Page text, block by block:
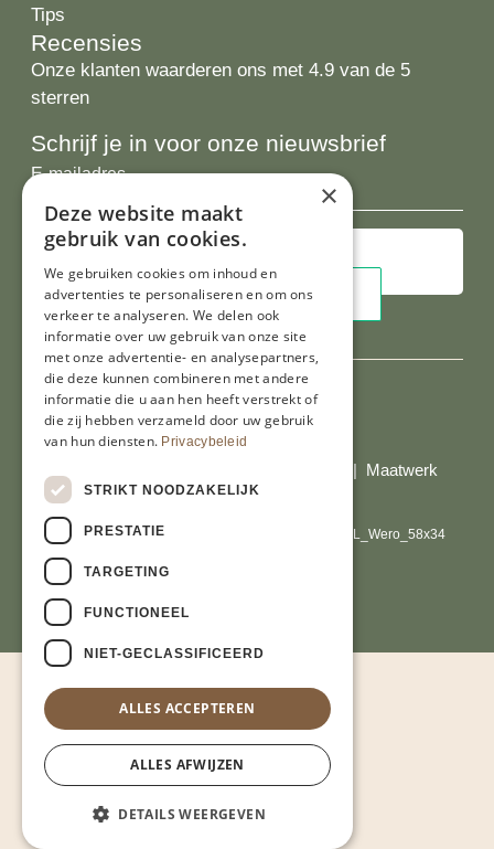
Tips
Recensies
Onze klanten waarderen ons met 4.9 van de 5
sterren
Schrijf je in voor onze nieuwsbrief
E-
Al onze prijzen zijn incl. BTW
© Copyright 2026 Limburgs Bakwinkeltje | Maatwerk
website webmix
×
Deze website maakt
gebruik van cookies.
We gebruiken cookies om inhoud en
advertenties te personaliseren en om ons
verkeer te analyseren. We delen ook
informatie over uw gebruik van onze site
met onze advertentie- en analysepartners,
die deze kunnen combineren met andere
informatie die u aan hen heeft verstrekt of
die zij hebben verzameld door uw gebruik
van hun diensten. Privacybeleid
STRIKT NOODZAKELIJK
PRESTATIE
TARGETING
FUNCTIONEEL
NIET-GECLASSIFICEERD
ALLES ACCEPTEREN
ALLES AFWIJZEN
DETAILS WEERGEVEN